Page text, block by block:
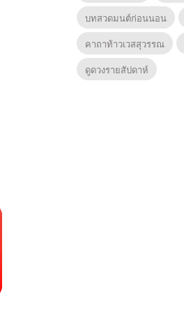
บทสวดมนต์ก่อนนอน
คาถาท้าวเวสสุวรรณ
ดูดวงรายสัปดาห์